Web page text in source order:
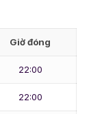
Giờ đóng
22:00
22:00